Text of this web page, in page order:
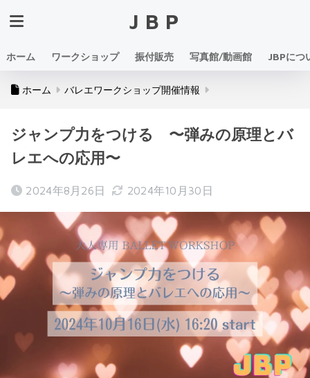
JBP
ホーム ワークショップ 振付販売 写真館/動画館 JBPにつ
ホーム バレエワークショップ開催情報
ジャンプ力をつける 〜弾みの原理とバ
レエへの応用〜
2024年8月26日 2024年10月30日